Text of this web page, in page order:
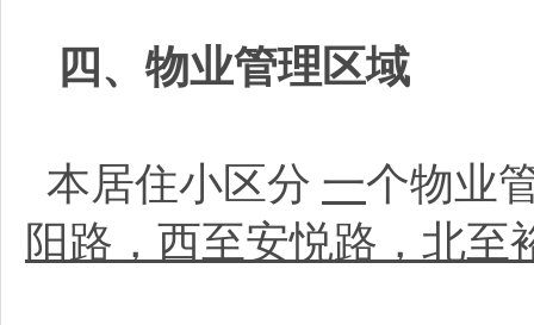
四、物业管理区域
本居住小区分 一个物业
阳路，西至安悦路，北至